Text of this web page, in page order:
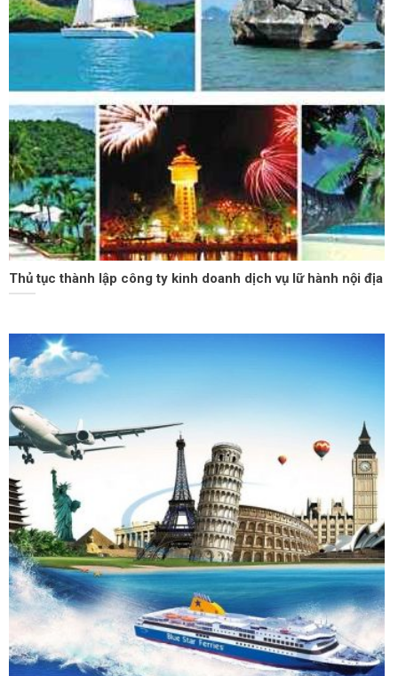
Thủ tục thành lập công ty kinh doanh dịch vụ lữ hành nội địa